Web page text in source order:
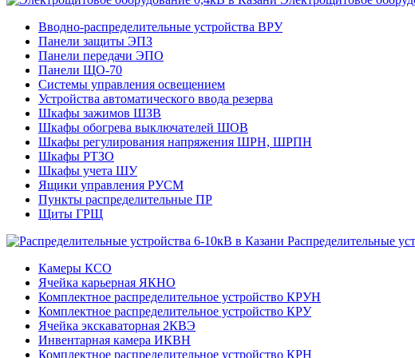
Вводно-распределительные устройства ВРУ
Панели защиты ЭПЗ
Панели передачи ЭПО
Панели ЩО-70
Системы управления освещением
Устройства автоматического ввода резерва
Шкафы зажимов ШЗВ
Шкафы обогрева выключателей ШОВ
Шкафы регулирования напряжения ШРН, ШРПН
Шкафы РТЗО
Шкафы учета ШУ
Ящики управления РУСМ
Пункты распределительные ПР
Щиты ГРЩ
Распределительные
Камеры КСО
Ячейка карьерная ЯКНО
Комплектное распределительное устройство КРУН
Комплектное распределительное устройство КРУ
Ячейка экскаваторная 2КВЭ
Инвентарная камера ИКВН
Комплектное распределительное устройство КРН